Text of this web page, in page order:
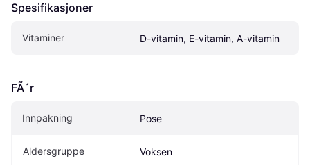
Spesifikasjoner
Vitaminer D-vitamin, E-vitamin, A-vitamin
FÃ´r
Innpakning Pose
Aldersgruppe Voksen